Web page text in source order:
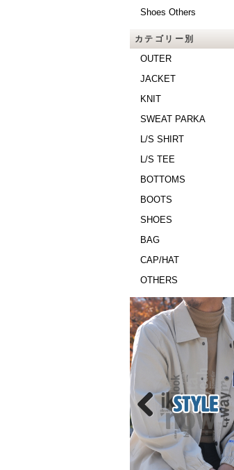
Shoes Others
カテゴリー別
OUTER
JACKET
KNIT
SWEAT PARKA
L/S SHIRT
L/S TEE
BOTTOMS
BOOTS
SHOES
BAG
CAP/HAT
OTHERS